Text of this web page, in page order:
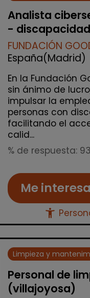
Analista
-
FUNDACIÓN
España(Madrid)
En la Fundación
sin ánimo de
impulsar la
personas con
facilitando el
calid...
% de respuesta:
Me interesa
accessibility_new
Limpieza y
Personal de
(villajoyosa)